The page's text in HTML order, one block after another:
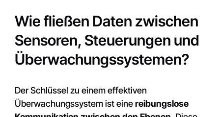
Wie fließen Daten zwischen
Sensoren, Steuerungen und
Überwachungssystemen?
Der Schlüssel zu einem effektiven
Überwachungssystem ist einereibungslose